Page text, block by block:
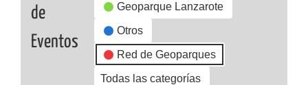
de
Eventos
Geoparque Lanzarote
Otros
Red de Geoparques
Todas las categorías